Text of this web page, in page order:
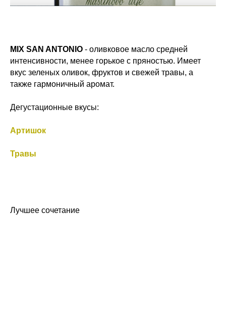
MIX SAN ANTONIO - оливковое масло средней
интенсивности, менее горькое с пряностью. Имеет
вкус зеленых оливок, фруктов и свежей травы, а
также гармоничный аромат.
Дегустационные вкусы:
Артишок
Травы
Лучшее сочетание